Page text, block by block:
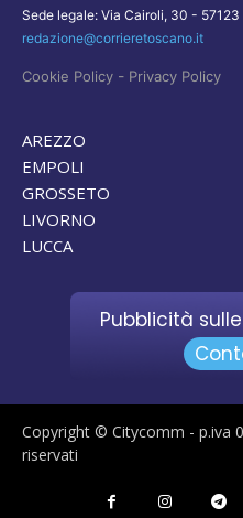
Sede legale: Via Cairoli, 30 -
redazione@corrieretoscano.it
Cookie Policy - Privacy Policy
AREZZO
EMPOLI
GROSSETO
LIVORNO
LUCCA
Pubblicità
Copyright © Citycomm - p.iva
riservati